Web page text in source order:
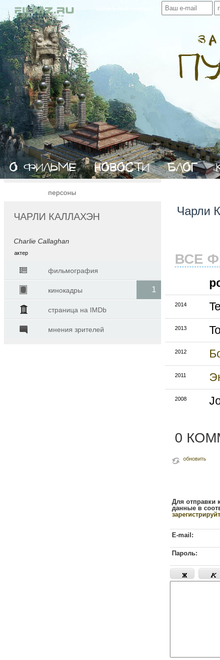
Чарли
ВСЕ
2014
2013
2012
2011
2008
0
обновить
Для отправки
данные в
E-mail:
Пароль:
персоны
ЧАРЛИ КАЛЛАХЭН
Charlie Callaghan
актер
фильмография
1
кинокадры
страница на IMDb
мнения зрителей